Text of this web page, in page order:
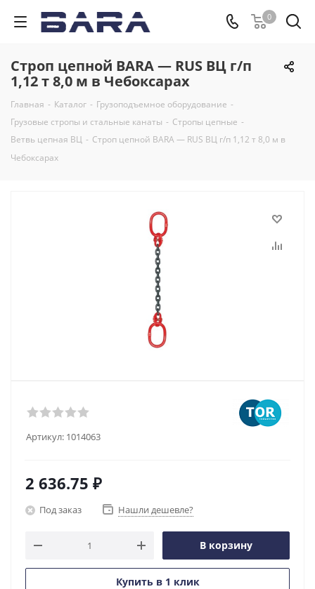
0
Строп цепной BARA — RUS ВЦ г/п
1,12 т 8,0 м в Чебоксарах
Главная - Каталог - Грузоподъемное оборудование -
Грузовые стропы и стальные канаты - Стропы цепные -
Ветвь цепная ВЦ - Строп цепной BARA — RUS ВЦ г/п 1,12 т 8,0 м в
Чебоксарах
Артикул: 1014063
2 636.75 ₽
Под заказ Нашли дешевле?
В корзину
Купить в 1 клик